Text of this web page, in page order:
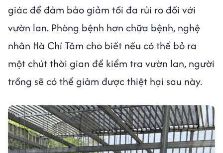
giác để đảm bảo giảm tối đa rủi ro đối với
vườn lan. Phòng bệnh hơn chữa bệnh, nghệ
nhân Hà Chí Tâm cho biết nếu có thể bỏ ra
một chút thời gian để kiểm tra vườn lan, người
trồng sẽ có thể giảm được thiệt hại sau này.